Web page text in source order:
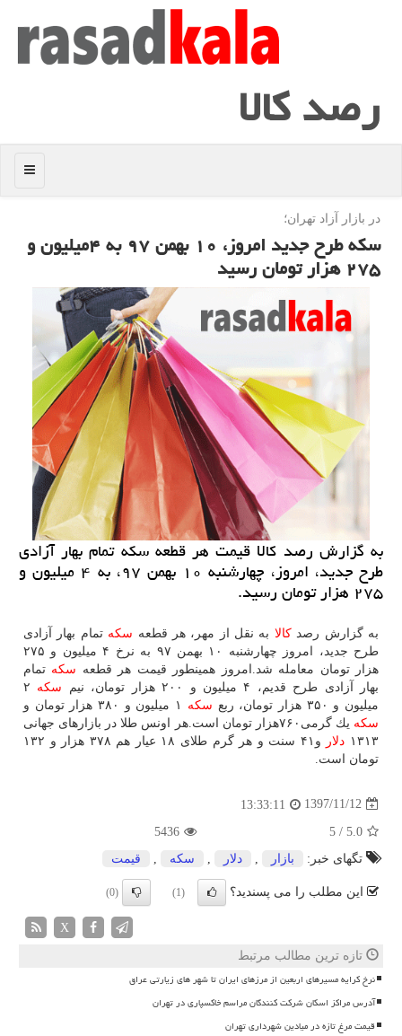
رصد كالا
منو
در بازار آزاد تهران؛
سكه طرح جدید امروز، ۱۰ بهمن ۹۷ به ۴میلیون و
۲۷۵ هزار تومان رسید
به گزارش رصد كالا قیمت هر قطعه سكه تمام بهار آزادی
طرح جدید، امروز، چهارشنبه ۱۰ بهمن ۹۷، به ۴ میلیون و
۲۷۵ هزار تومان رسید.
به گزارش رصدكالا به نقل از مهر، هر قطعه سكه تمام بهار آزادی
طرح جدید، امروز چهارشنبه ۱۰ بهمن ۹۷ به نرخ ۴ میلیون و ۲۷۵
هزار تومان معامله شد.امروز همینطور قیمت هر قطعه سكه تمام
بهار آزادی طرح قدیم، ۴ میلیون و ۲۰۰ هزار تومان، نیم
سكه ۲
میلیون و ۳۵۰ هزار تومان، ربع
سكه
سكه
یك گرمی۷۶۰هزار تومان است.هر اونس طلا در بازارهای جهانی
۱۳۱۳ دلار
و۴۱ سنت و هر گرم طلای ۱۸ عیار هم ۳۷۸ هزار و ۱۳۲
تومان است.
1397/11/12
13:33:11
5.0
/
5
5436
تگهای خبر:
بازار دلار سكه قیمت
این مطلب را می پسندید؟ (1)
(0)
X
تازه ترین مطالب مرتبط
نرخ کرایه مسیرهای اربعین از مرزهای ایران تا شهر های زیارتی عراق
آدرس مراکز اسکان شرکت کنندگان مراسم خاکسپاری در تهران
قیمت مرغ تازه در میادین شهرداری تهران